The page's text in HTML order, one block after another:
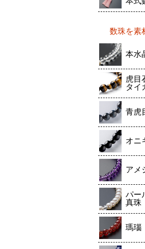
数珠を素
本水
虎目
タイ
青虎
オニ
アメ
パー
真珠
瑪瑙